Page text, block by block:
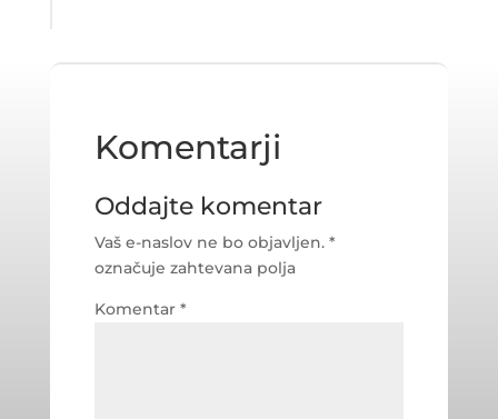
Komentarji
Oddajte komentar
Vaš e-naslov ne bo objavljen. *
označuje zahtevana polja
Komentar *